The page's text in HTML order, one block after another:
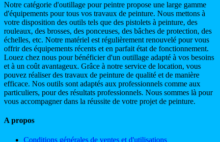
Notre catégorie d'outillage pour peintre propose une large gamme
d'équipements pour tous vos travaux de peinture. Nous mettons à
votre disposition des outils tels que des pistolets à peinture, des
rouleaux, des brosses, des ponceuses, des bâches de protection, des
échelles, etc. Notre matériel est régulièrement renouvelé pour vous
offrir des équipements récents et en parfait état de fonctionnement.
Louez chez nous pour bénéficier d'un outillage adapté à vos besoins
et à un coût avantageux. Grâce à notre service de location, vous
pouvez réaliser des travaux de peinture de qualité et de manière
efficace. Nos outils sont adaptés aux professionnels comme aux
particuliers, pour des résultats professionnels. Nous sommes là pour
vous accompagner dans la réussite de votre projet de peinture.
A propos
Conditions générales de ventes et d'utilisations